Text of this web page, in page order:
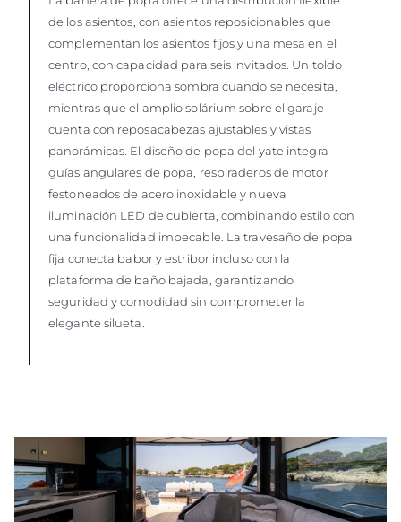
de los asientos, con asientos reposicionables que
complementan los asientos fijos y una mesa en el
centro, con capacidad para seis invitados. Un toldo
eléctrico proporciona sombra cuando se necesita,
mientras que el amplio solárium sobre el garaje
cuenta con reposacabezas ajustables y vistas
panorámicas. El diseño de popa del yate integra
guías angulares de popa, respiraderos de motor
festoneados de acero inoxidable y nueva
iluminación LED de cubierta, combinando estilo con
una funcionalidad impecable. La travesaño de popa
fija conecta babor y estribor incluso con la
plataforma de baño bajada, garantizando
seguridad y comodidad sin comprometer la
elegante silueta.